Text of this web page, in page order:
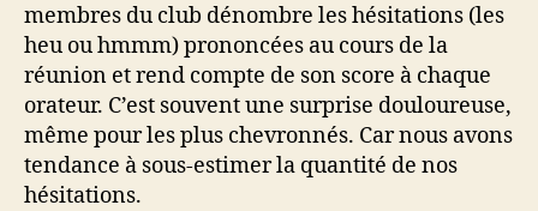
membres du club dénombre les hésitations (les
heu ou hmmm) prononcées au cours de la
réunion et rend compte de son score à chaque
orateur. C’est souvent une surprise douloureuse,
même pour les plus chevronnés. Car nous avons
tendance à sous-estimer la quantité de nos
hésitations.